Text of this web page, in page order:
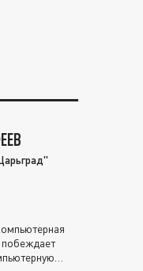
побеждает